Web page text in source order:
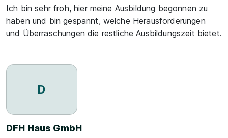
Ich bin sehr froh, hier meine Ausbildung begonnen zu
haben und bin gespannt, welche Herausforderungen
und Überraschungen die restliche Ausbildungszeit bietet.
D
DFH Haus GmbH